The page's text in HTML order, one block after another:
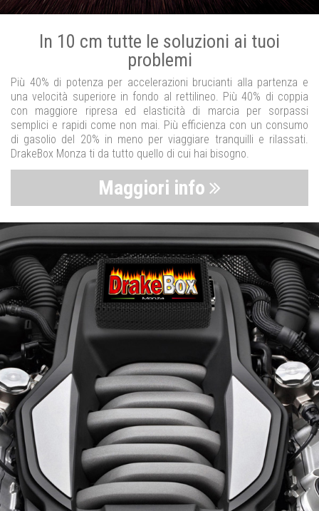
In 10 cm tutte le soluzioni ai tuoi
problemi
Più 40% di potenza per accelerazioni brucianti alla partenza e
una velocità superiore in fondo al rettilineo. Più 40% di coppia
con maggiore ripresa ed elasticità di marcia per sorpassi
semplici e rapidi come non mai. Più efficienza con un consumo
di gasolio del 20% in meno per viaggiare tranquilli e rilassati.
DrakeBox Monza ti da tutto quello di cui hai bisogno.
Maggiori info